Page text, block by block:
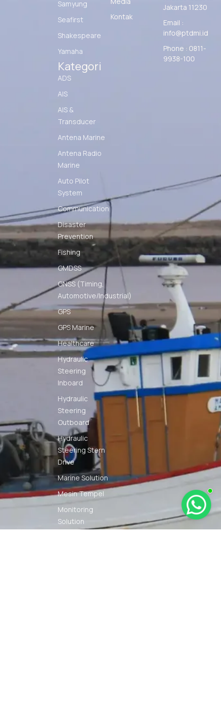
Samyung
Seafirst
Shakespeare
Yamaha
Kategori
ADS
AIS
AIS &
Transducer
Antena Marine
Antena Radio
Marine
Auto Pilot
System
Communication
Disaster
Prevention
Fishing
GMDSS
GNSS (Timing,
Automotive/Industrial)
GPS
GPS Marine
Healthcare
Hydraulic
Steering
Inboard
Hydraulic
Steering
Outboard
Hydraulic
Steering Stern
Drive
Marine Solution
Mesin Tempel
Monitoring
Solution
Kontak
Jakarta 11230
Email :
info@ptdmi.id
Phone : 0811-
9938-100